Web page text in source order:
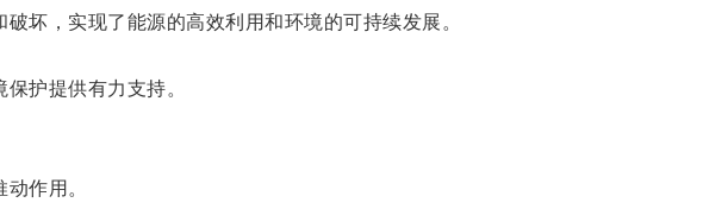
，实现了能源的高效利用和环境的可持续发展。
护提供有力支持。
作用。